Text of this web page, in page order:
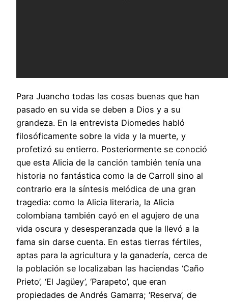
Para Juancho todas las cosas buenas que han
pasado en su vida se deben a Dios y a su
grandeza. En la entrevista Diomedes habló
filosóficamente sobre la vida y la muerte, y
profetizó su entierro. Posteriormente se conoció
que esta Alicia de la canción también tenía una
historia no fantástica como la de Carroll sino al
contrario era la síntesis melódica de una gran
tragedia: como la Alicia literaria, la Alicia
colombiana también cayó en el agujero de una
vida oscura y desesperanzada que la llevó a la
fama sin darse cuenta. En estas tierras fértiles,
aptas para la agricultura y la ganadería, cerca de
la población se localizaban las haciendas ‘Caño
Prieto’, ‘El Jagüey’, ‘Parapeto’, que eran
propiedades de Andrés Gamarra; ‘Reserva’, de